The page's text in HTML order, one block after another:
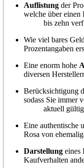
Auflistung der
welche über einen
bis zehn
Wie viel bares
Prozentangaben
Eine enorm hohe
diversen
Berücksichtigung
sodass Sie immer
aktuell
Eine authentische
Rosa von
Darstellung eines
Kaufverhalten